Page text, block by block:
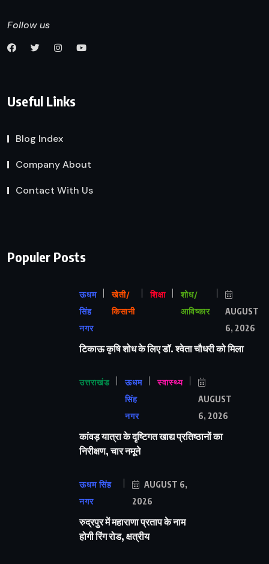
Follow us
Useful Links
Blog Index
Company About
Contact With Us
Populer Posts
ऊधम
सिंह
नगर
खेती/
किसानी
शिक्षा
शोध/
आविष्कार
AUGUST
6, 2026
टिकाऊ कृषि शोध के लिए डॉ. श्वेता चौधरी को मिला
उत्तराखंड
ऊधम
सिंह
नगर
स्वास्थ्य
AUGUST
6, 2026
कांवड़ यात्रा के दृष्टिगत खाद्य प्रतिष्ठानों का
निरीक्षण, चार नमूने
ऊधम सिंह
नगर
AUGUST 6,
2026
रुद्रपुर में महाराणा प्रताप के नाम
होगी रिंग रोड, क्षत्रीय